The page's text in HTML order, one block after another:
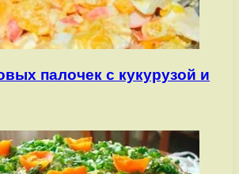
палочек с кукурузой и